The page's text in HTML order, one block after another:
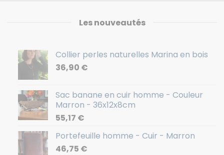
Les nouveautés
Collier perles naturelles Marina en bois
36,90 €
Sac banane en cuir homme - Couleur
Marron - 36x12x8cm
55,17 €
Portefeuille homme - Cuir - Marron
46,75 €